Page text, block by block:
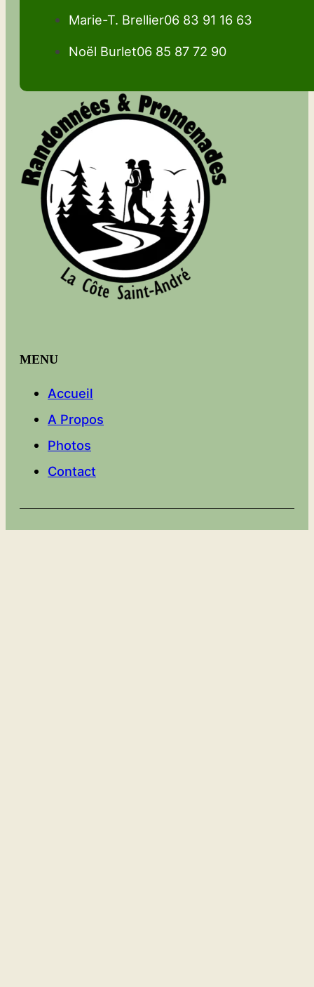
Marie-T. Brellier06 83 91 16 63
Noël Burlet06 85 87 72 90
MENU
Accueil
A Propos
Photos
Contact